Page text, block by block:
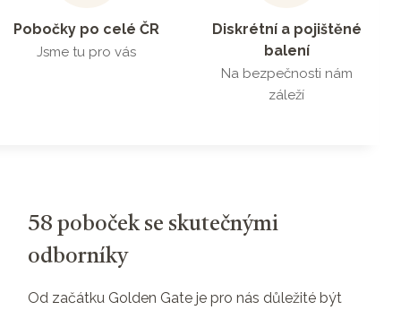
Pobočky po celé ČR
Jsme tu pro vás
Diskrétní a pojištěné
balení
Na bezpečnosti nám
záleží
58 poboček se skutečnými
odborníky
Od začátku Golden Gate je pro nás důležité být